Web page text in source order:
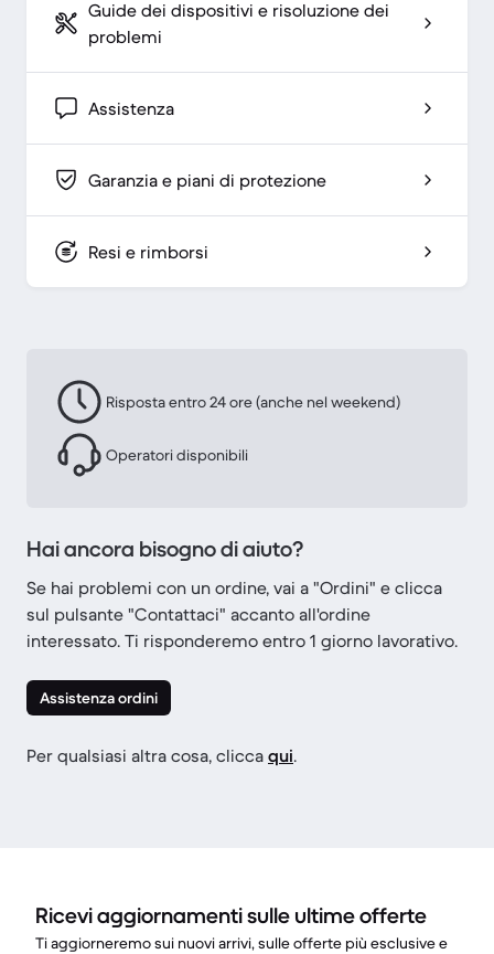
Guide dei dispositivi e risoluzione dei
problemi
Assistenza
Garanzia e piani di protezione
Resi e rimborsi
Risposta entro 24 ore (anche nel weekend)
Operatori disponibili
Hai ancora bisogno di aiuto?
Se hai problemi con un ordine, vai a "Ordini" e clicca
sul pulsante "Contattaci" accanto all'ordine
interessato. Ti risponderemo entro 1 giorno lavorativo.
Assistenza ordini
Per qualsiasi altra cosa, clicca qui.
Ricevi aggiornamenti sulle ultime offerte
Ti aggiorneremo sui nuovi arrivi, sulle offerte più esclusive e